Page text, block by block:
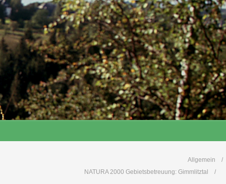
Allgemein
NATURA 2000 Gebietsbetreuung: Gimmlitztal